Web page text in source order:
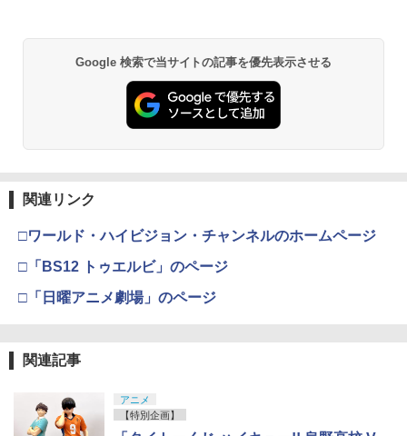
Google 検索で当サイトの記事を優先表示させる
関連リンク
□ワールド・ハイビジョン・チャンネルのホームページ
□「BS12 トゥエルビ」のページ
□「日曜アニメ劇場」のページ
関連記事
アニメ
【特別企画】